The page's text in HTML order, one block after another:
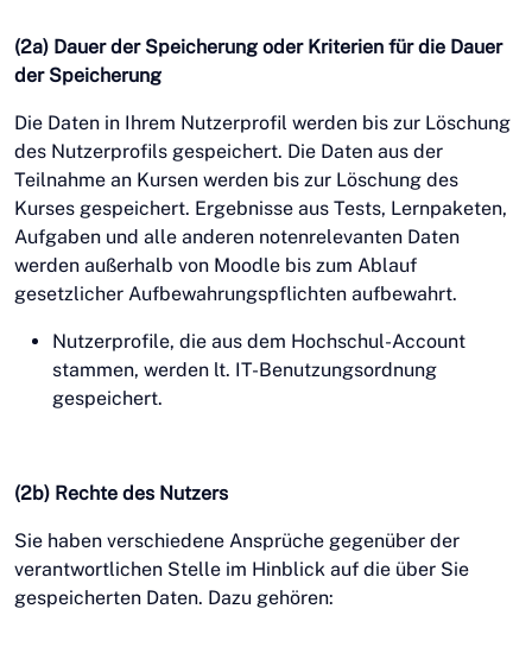
(2a) Dauer der Speicherung oder Kriterien für die Dauer
der Speicherung
Die Daten in Ihrem Nutzerprofil werden bis zur Löschung
des Nutzerprofils gespeichert. Die Daten aus der
Teilnahme an Kursen werden bis zur Löschung des
Kurses gespeichert. Ergebnisse aus Tests, Lernpaketen,
Aufgaben und alle anderen notenrelevanten Daten
werden außerhalb von Moodle bis zum Ablauf
gesetzlicher Aufbewahrungspflichten aufbewahrt.
Nutzerprofile, die aus dem Hochschul-Account
stammen, werden lt. IT-Benutzungsordnung
gespeichert.
(2b) Rechte des Nutzers
Sie haben verschiedene Ansprüche gegenüber der
verantwortlichen Stelle im Hinblick auf die über Sie
gespeicherten Daten. Dazu gehören: